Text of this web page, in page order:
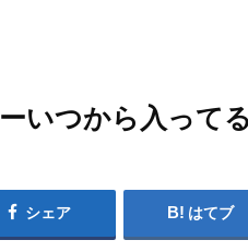
いつから入って
シェア はてブ